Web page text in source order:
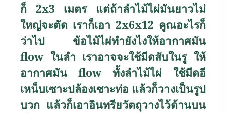
ก็ 2x3 เมตร แต่ถ้าลำไม้ไผ่มันยาวไม่
ใหญ่จะตัด เราก็เอา 2x6x12 คูณอะไรก็
ว่าไป ข้อไม้ไผ่ทำยังไงให้อากาศมัน
flow ในลำ เราอาจจะใช้มีดสับในรู ให้
อากาศมัน flow ทั้งลำไม้ไผ่ ใช้มีดอี
เหน็บเซาะปล้องเซาะท่อ แล้วก็วางเป็นรูป
บวก แล้วก็เอาอินทรียวัตถุวางไว้ด้านบน